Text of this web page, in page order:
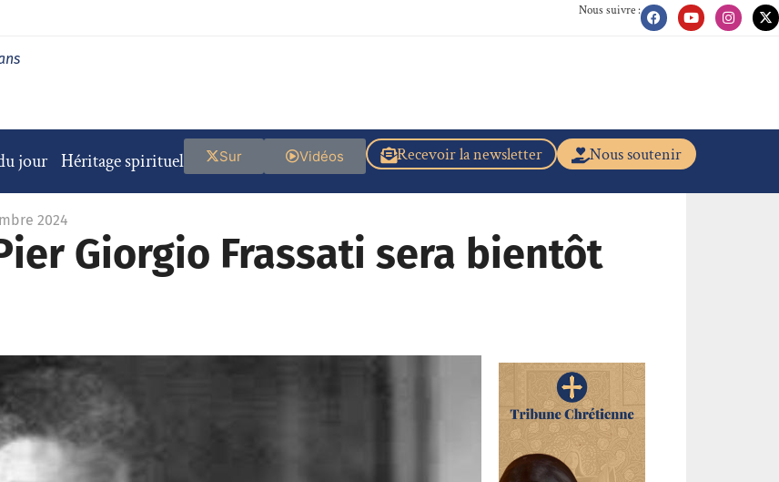
Nous suivre :
jour Héritage spirituel Nous soutenir
Recevoir la newsletter
Vidéos
Sur
2024
Giorgio Frassati sera bientôt